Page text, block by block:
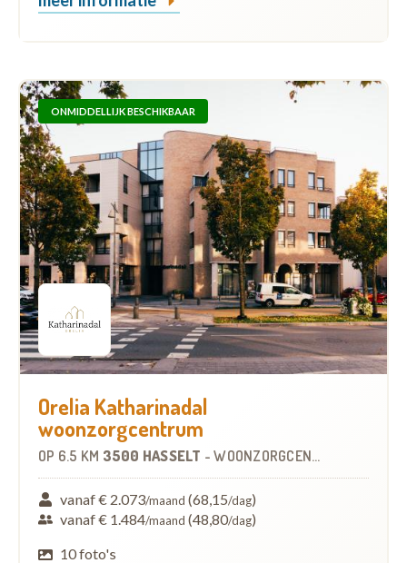
ONMIDDELLIJK BESCHIKBAAR
Orelia Katharinadal
woonzorgcentrum
OP 6.5 KM 3500 HASSELT -WOONZORGCENTRUM (WZC)
vanaf € 2.073/maand (68,15/dag)
vanaf € 1.484/maand (48,80/dag)
10 foto's